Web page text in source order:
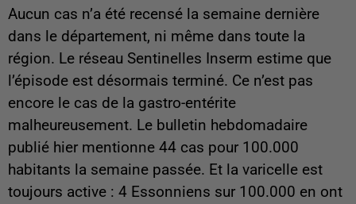
Aucun cas n’a été recensé la semaine dernière
dans le département, ni même dans toute la
région. Le réseau Sentinelles Inserm estime que
l’épisode est désormais terminé. Ce n’est pas
encore le cas de la gastro-entérite
malheureusement. Le bulletin hebdomadaire
publié hier mentionne 44 cas pour 100.000
habitants la semaine passée. Et la varicelle est
toujours active : 4 Essonniens sur 100.000 en ont